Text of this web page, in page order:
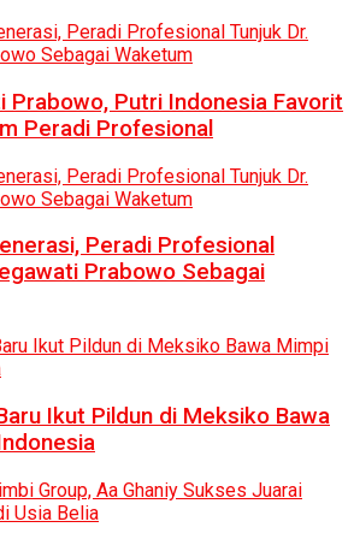
Prabowo, Putri Indonesia Favorit
Peradi Profesional
Peradi Profesional
Prabowo Sebagai
Ikut Pildun di Meksiko Bawa